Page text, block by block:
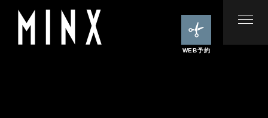
WEB予約